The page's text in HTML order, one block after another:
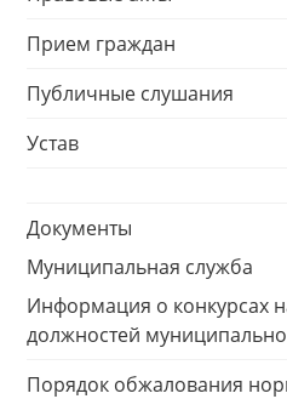
Прием граждан
Публичные слушания
Устав
Документы
Муниципальная служба
Информация о конкурсах
должностей
Порядок обжалования